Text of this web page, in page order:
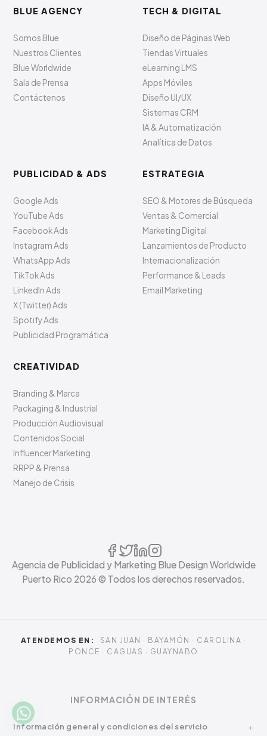
BLUE AGENCY
Somos Blue
Nuestros Clientes
Blue Worldwide
Sala de Prensa
Contáctenos
TECH & DIGITAL
Diseño de Páginas Web
Tiendas Virtuales
eLearning LMS
Apps Móviles
Diseño UI/UX
Sistemas CRM
IA & Automatización
Analítica de Datos
PUBLICIDAD & ADS
Google Ads
YouTube Ads
Facebook Ads
Instagram Ads
WhatsApp Ads
TikTok Ads
LinkedIn Ads
X (Twitter) Ads
Spotify Ads
Publicidad Programática
ESTRATEGIA
SEO & Motores de Búsqueda
Ventas & Comercial
Marketing Digital
Lanzamientos de Producto
Internacionalización
Performance & Leads
Email Marketing
CREATIVIDAD
Branding & Marca
Packaging & Industrial
Producción Audiovisual
Contenidos Social
Influencer Marketing
RRPP & Prensa
Manejo de Crisis
Agencia de Publicidad y Marketing Blue Design Worldwide
Puerto Rico 2026 © Todos los derechos reservados.
ATENDEMOS EN:
SAN JUAN · BAYAMÓN · CAROLINA ·
PONCE · CAGUAS · GUAYNABO
INFORMACIÓN DE INTERÉS
Información general y condiciones del servicio